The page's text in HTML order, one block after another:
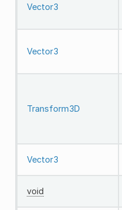
Vector3
Vector3
Transform3D
Vector3
void